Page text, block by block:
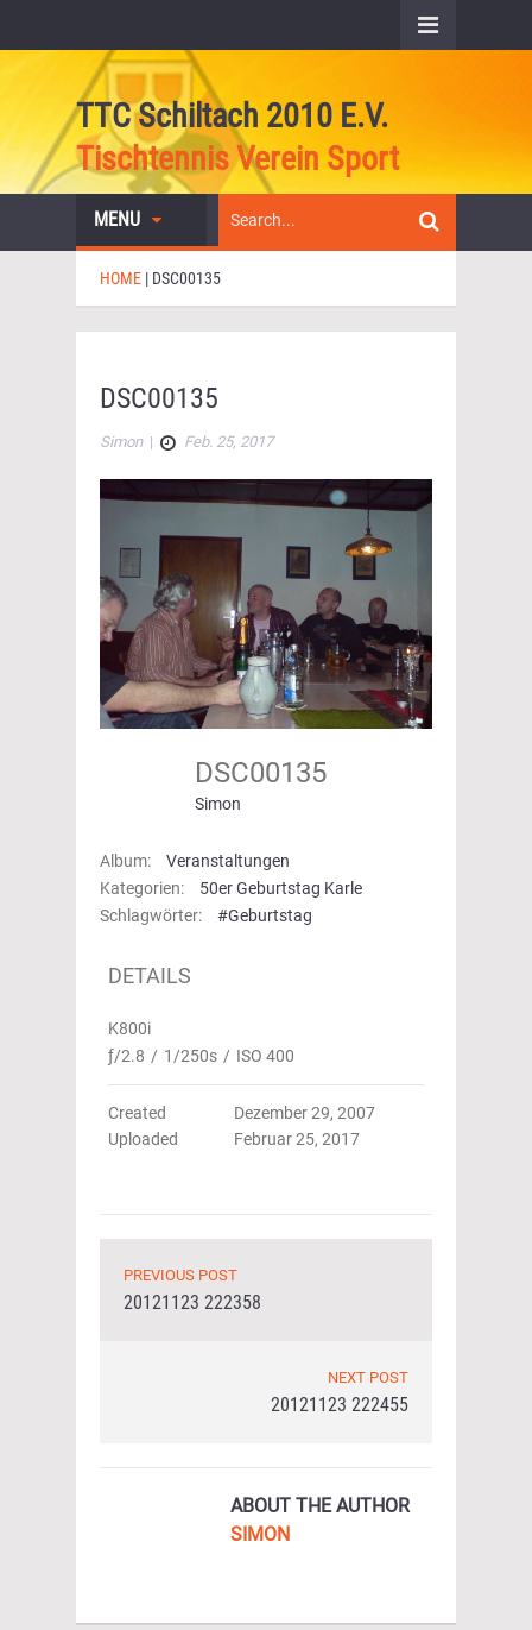
TTC Schiltach 2010 E.V.
Tischtennis Verein Sport
MENU
HOME | DSC00135
DSC00135
Simon| Feb. 25, 2017
DSC00135
Simon
Album:
Veranstaltungen
Kategorien:
50er Geburtstag Karle
Schlagwörter:
#Geburtstag
DETAILS
K800i
ƒ/2.8 / 1/250s / ISO 400
Created
Dezember 29, 2007
Uploaded
Februar 25, 2017
PREVIOUS POST
20121123 222358
NEXT POST
20121123 222455
ABOUT THE AUTHOR
SIMON